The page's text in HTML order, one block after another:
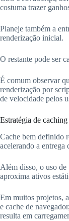
costuma trazer
Planeje também a
renderização inicial.
O restante pode ser
É comum observar
renderização por
de velocidade pelos
Estratégia de
Cache bem definido
acelerando a entrega
Além disso, o uso
aproxima ativos
Em muitos projetos,
e cache de
resulta em